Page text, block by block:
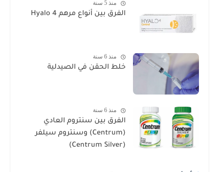
منذ 5 سنة
الفرق بين أنواع مرهم Hyalo 4
منذ 6 سنة
خلط الحقن في الصيدلية
منذ 6 سنة
الفرق بين سنتروم العادي
(Centrum) وسنتروم سيلفر
(Centrum Silver)